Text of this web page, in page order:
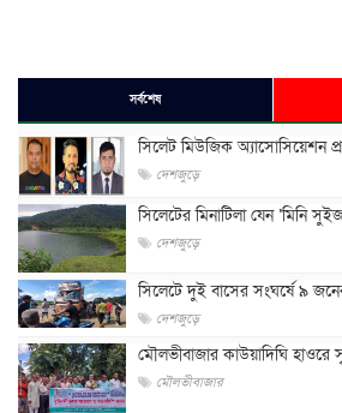
সর্বশেষ
সিলেট মিউজিক অ্যাসোসিয়েশন
দেশজুড়ে
সিলেটের মিনাটিলা যেন ‘মিনি
দেশজুড়ে
সিলেটে দুই বাসের সংঘর্ষে ৯ জনের
দেশজুড়ে
মৌলভীবাজার কাউয়াদিঘি হাওরে
মৌলভীবাজার